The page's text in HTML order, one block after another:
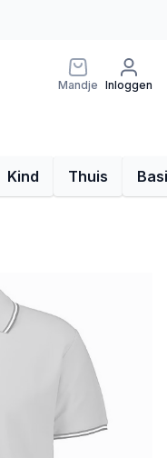
Mandje Inloggen
Kind Thuis